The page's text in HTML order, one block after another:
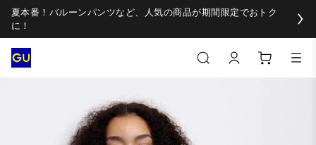
夏本番！バルーンパンツなど、人気の商品が期間限定でおトク
に！